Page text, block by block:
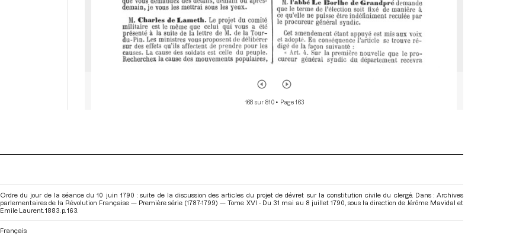
168 sur 810• Page 163
Ordre du jour de la séance du 10 juin 1790 : suite de la discussion des articles du projet de dévret sur la constitution civile du clergé. Dans : Archives
parlementaires de la Révolution Française — Première série (1787-1799) — Tome XVI - Du 31 mai au 8 juillet 1790 , sous la direction de Jérôme Mavidal et
Emile Laurent. 1883. p. 163.
Français